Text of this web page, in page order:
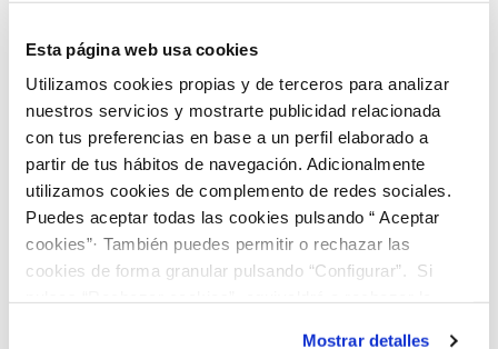
Esta página web usa cookies
Utilizamos cookies propias y de terceros para analizar
nuestros servicios y mostrarte publicidad relacionada
con tus preferencias en base a un perfil elaborado a
partir de tus hábitos de navegación. Adicionalmente
utilizamos cookies de complemento de redes sociales.
Puedes aceptar todas las cookies pulsando “ Aceptar
cookies”· También puedes permitir o rechazar las
cookies de forma granular pulsando “Configurar”. Si
Mostrar detalles
18 MAY 2021
depuración permite pasar de un control
manual a sistemas que se autorregulan
para ser más sostenibles”